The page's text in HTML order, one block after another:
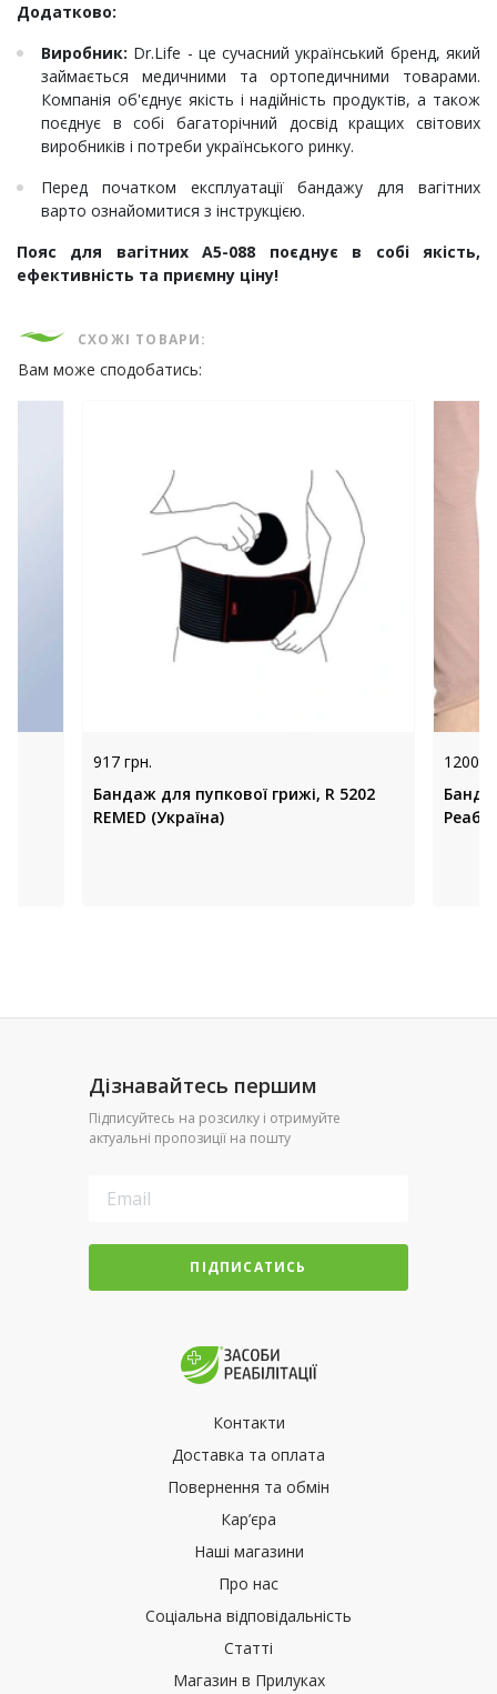
Додатково:
Виробник: Dr.Life - це сучасний український бренд, який
займається медичними та ортопедичними товарами.
Компанія об'єднує якість і надійність продуктів, а також
поєднує в собі багаторічний досвід кращих світових
виробників і потреби українського ринку.
Перед початком експлуатації бандажу для вагітних
варто ознайомитися з інструкцією.
Пояс для вагітних А5-088 поєднує в собі якість,
ефективність та приємну ціну!
СХОЖІ ТОВАРИ:
Вам може сподобатись:
917 грн.
Бандаж для пупкової грижі, R 5202
REMED (Україна)
1200
Дізнавайтесь першим
Підписуйтесь на розсилку і отримуйте
актуальні пропозиції на пошту
ПІДПИСАТИСЬ
Контакти
Доставка та оплата
Повернення та обмін
Кар’єра
Наші магазини
Про нас
Соціальна відповідальність
Статті
Магазин в Прилуках